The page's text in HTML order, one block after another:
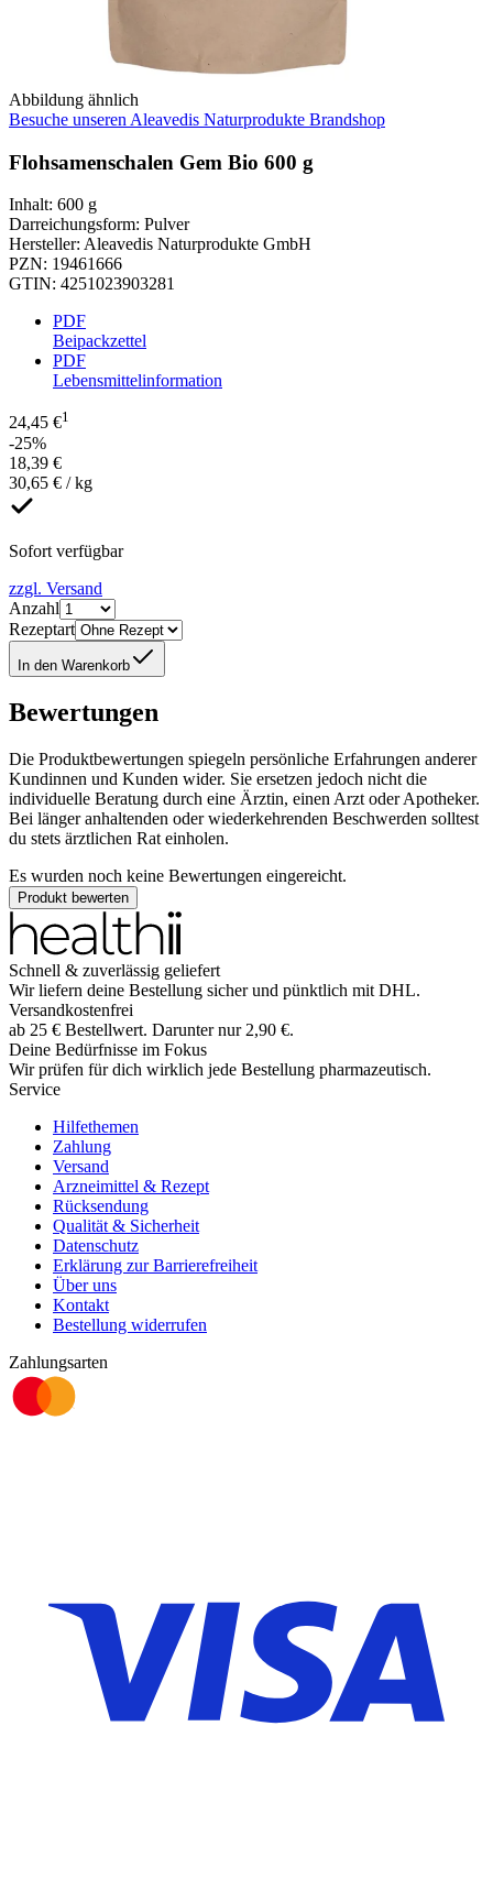
Abbildung ähnlich
Besuche unseren Aleavedis Naturprodukte Brandshop
Flohsamenschalen Gem Bio 600 g
Inhalt: 600 g
Darreichungsform: Pulver
Hersteller: Aleavedis Naturprodukte GmbH
PZN: 19461666
GTIN: 4251023903281
PDF
Beipackzettel
PDF
Lebensmittelinformation
24,45 €1
-25%
18,39 €
30,65 € / kg
Sofort verfügbar
zzgl. Versand
Anzahl
Rezeptart
In den Warenkorb
Bewertungen
Die Produktbewertungen spiegeln persönliche Erfahrungen anderer
Kundinnen und Kunden wider. Sie ersetzen jedoch nicht die
individuelle Beratung durch eine Ärztin, einen Arzt oder Apotheker.
Bei länger anhaltenden oder wiederkehrenden Beschwerden solltest
du stets ärztlichen Rat einholen.
Es wurden noch keine Bewertungen eingereicht.
Produkt bewerten
Schnell & zuverlässig geliefert
Wir liefern deine Bestellung sicher und pünktlich mit DHL.
Versandkostenfrei
ab 25 € Bestellwert. Darunter nur 2,90 €.
Deine Bedürfnisse im Fokus
Wir prüfen für dich wirklich jede Bestellung pharmazeutisch.
Service
Hilfethemen
Zahlung
Versand
Arzneimittel & Rezept
Rücksendung
Qualität & Sicherheit
Datenschutz
Erklärung zur Barrierefreiheit
Über uns
Kontakt
Bestellung widerrufen
Zahlungsarten